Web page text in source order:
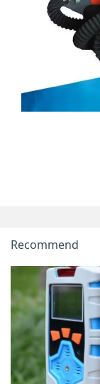
Recommend